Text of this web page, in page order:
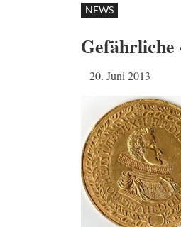
NEWS
20. Juni 2013